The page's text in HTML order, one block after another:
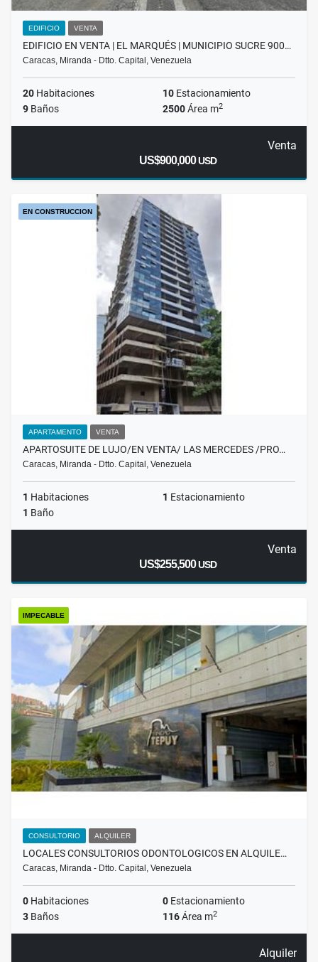
EDIFICIO VENTA
EDIFICIO EN VENTA | EL MARQUÉS | MUNICIPIO SUCRE 900…
Caracas, Miranda - Dtto. Capital, Venezuela
20 Habitaciones 10 Estacionamiento
9 Baños 2500Área m2
Venta
US$900,000USD
EN CONSTRUCCION
APARTAMENTO VENTA
APARTOSUITE DE LUJO/EN VENTA/ LAS MERCEDES /PRO…
Caracas, Miranda - Dtto. Capital, Venezuela
1 Habitaciones 1 Estacionamiento
1 Baño
Venta
US$255,500USD
IMPECABLE
CONSULTORIO ALQUILER
LOCALES CONSULTORIOS ODONTOLOGICOS EN ALQUILE…
Caracas, Miranda - Dtto. Capital, Venezuela
0 Habitaciones 0 Estacionamiento
3 Baños 116Área m2
Alquiler